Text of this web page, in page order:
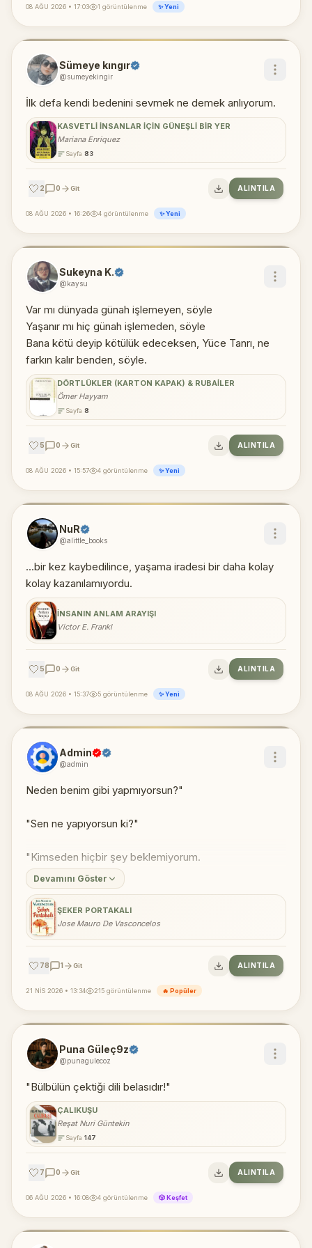
08 AĞU 2026 • 17:03 1 görüntülenme ✨ Yeni
Sümeye kıngır
@sumeyekingir
İlk defa kendi bedenini sevmek ne demek anlıyorum.
KASVETLI İNSANLAR İÇIN GÜNEŞLI BIR YER
Mariana Enriquez
Sayfa 83
🤍 2 0 Git ALINTILA
08 AĞU 2026 • 16:26 4 görüntülenme ✨ Yeni
Sukeyna K.
@kaysu
Var mı dünyada günah işlemeyen, söyle
Yaşanır mı hiç günah işlemeden, söyle
Bana kötü deyip kötülük edeceksen, Yüce Tanrı, ne
farkın kalır benden, söyle.
DÖRTLÜKLER (KARTON KAPAK) & RUBAILER
Ömer Hayyam
Sayfa 8
🤍 5 0 Git ALINTILA
08 AĞU 2026 • 15:57 4 görüntülenme ✨ Yeni
NuR
@alittle_books
...bir kez kaybedilince, yaşama iradesi bir daha kolay
ko­lay kazanılamıyordu.
İNSANIN ANLAM ARAYIŞI
Victor E. Frankl
🤍 5 0 Git ALINTILA
08 AĞU 2026 • 15:37 5 görüntülenme ✨ Yeni
Admin
@admin
Neden benim gibi yapmıyorsun?"
"Sen ne yapıyorsun ki?"
"Kimseden hiçbir şey beklemiyorum.
Devamını Göster
ŞEKER PORTAKALI
Jose Mauro De Vasconcelos
🤍 78 1 Git ALINTILA
21 NİS 2026 • 13:34 215 görüntülenme 🔥 Popüler
Puna Güleç9z
@punagulecoz
"Bülbülün çektiği dili belasıdır!"
ÇALIKUŞU
Reşat Nuri Güntekin
Sayfa 147
🤍 7 0 Git ALINTILA
06 AĞU 2026 • 16:08 4 görüntülenme 🎲 Keşfet